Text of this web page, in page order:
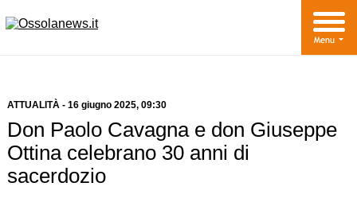
ATTUALITÀ- 16 giugno 2025, 09:30
Don Paolo Cavagna e don Giuseppe
Ottina celebrano 30 anni di
sacerdozio